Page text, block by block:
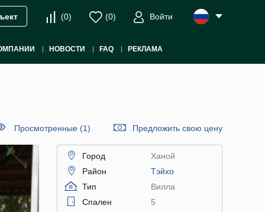
(0) (0) Войти
НОВОСТИ FAQ РЕКЛАМА
Просмотренные (1) Предложить свою цену
Город
Ханой
Район
Тэйхо
Тип
Вилла
Спален
5